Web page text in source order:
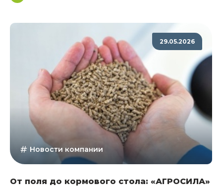
29.05.2026
Новости компании
От поля до кормового стола: «АГРОСИЛА»